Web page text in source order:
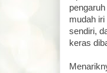
mudah
sendiri,
keras